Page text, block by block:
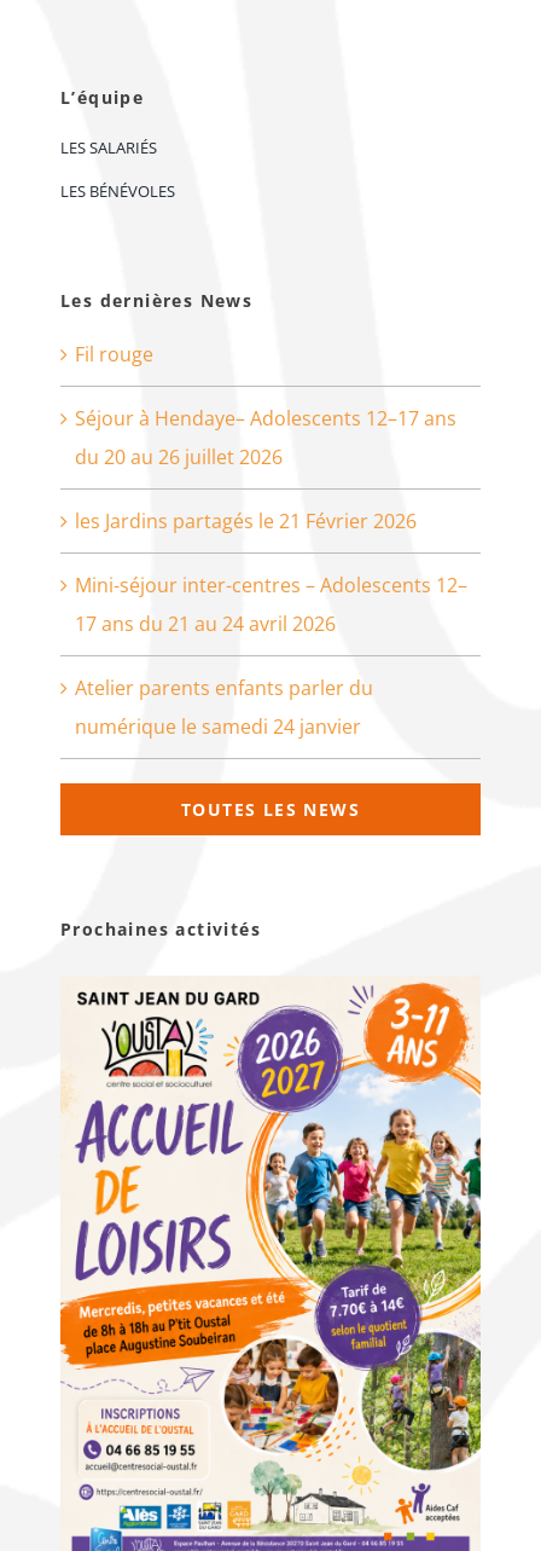
L’équipe
LES SALARIÉS
LES BÉNÉVOLES
Les dernières News
Fil rouge
Séjour à Hendaye– Adolescents 12–17 ans
du 20 au 26 juillet 2026
les Jardins partagés le 21 Février 2026
Mini-séjour inter-centres – Adolescents 12–
17 ans du 21 au 24 avril 2026
Atelier parents enfants parler du
numérique le samedi 24 janvier
TOUTES LES NEWS
Prochaines activités